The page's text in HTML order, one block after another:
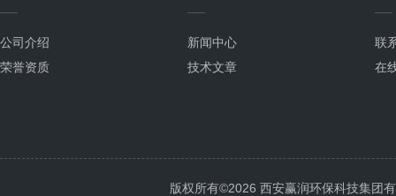
公司介绍
荣誉资质
新闻中心
技术文章
联
在
版权所有©2026 西安赢润环保科技集团